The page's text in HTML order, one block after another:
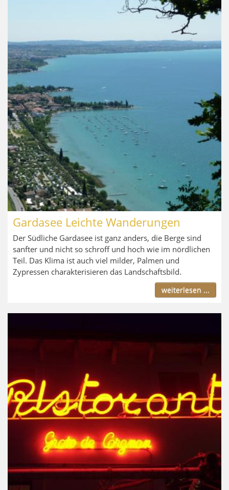
Gardasee Leichte Wanderungen
Der Südliche Gardasee ist ganz anders, die Berge sind
sanfter und nicht so schroff und hoch wie im nördlichen
Teil. Das Klima ist auch viel milder, Palmen und
Zypressen charakterisieren das Landschaftsbild.
weiterlesen ...